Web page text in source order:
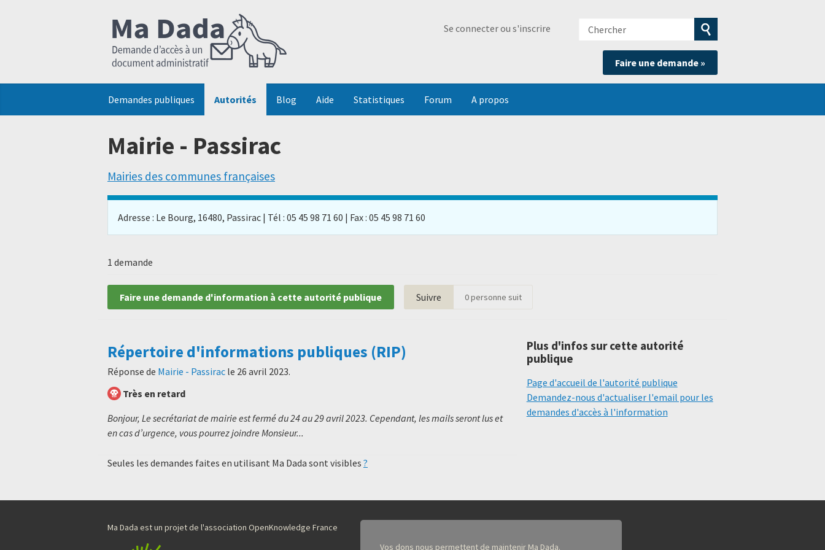
Se connecter ou s'inscrire
Chercher
Soumettre
la
recherche
Faire une demande »
Demandes publiques Autorités Blog Aide Statistiques Forum A propos
Mairie - Passirac
Mairies des communes françaises
Adresse : Le Bourg, 16480, Passirac | Tél : 05 45 98 71 60 | Fax : 05 45 98 71 60
1 demande
Faire une demande d'information à cette autorité publique Suivre 0personne suit
Répertoire d'informations publiques (RIP)
Réponse de Mairie - Passirac le 26 avril 2023.
Très en retard
Bonjour, Le secrétariat de mairie est fermé du 24 au 29 avril 2023. Cependant, les mails seront lus et
en cas d’urgence, vous pourrez joindre Monsieur...
Seules les demandes faites en utilisant Ma Dada sont visibles ?
Plus d'infos sur cette autorité
publique
Page d'accueil de l'autorité publique
Demandez-nous d'actualiser l'email pour les
demandes d'accès à l'information
Ma Dada est un projet de l'association OpenKnowledge France
Vos dons nous permettent de maintenir Ma Dada.